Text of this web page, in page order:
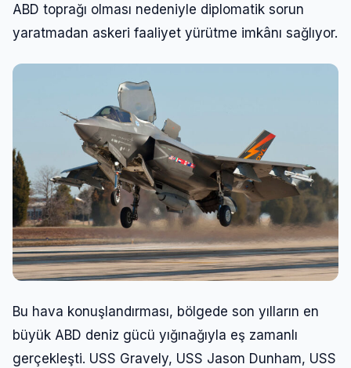
ABD toprağı olması nedeniyle diplomatik sorun
yaratmadan askeri faaliyet yürütme imkânı sağlıyor.
Bu hava konuşlandırması, bölgede son yılların en
büyük ABD deniz gücü yığınağıyla eş zamanlı
gerçekleşti. USS Gravely, USS Jason Dunham, USS